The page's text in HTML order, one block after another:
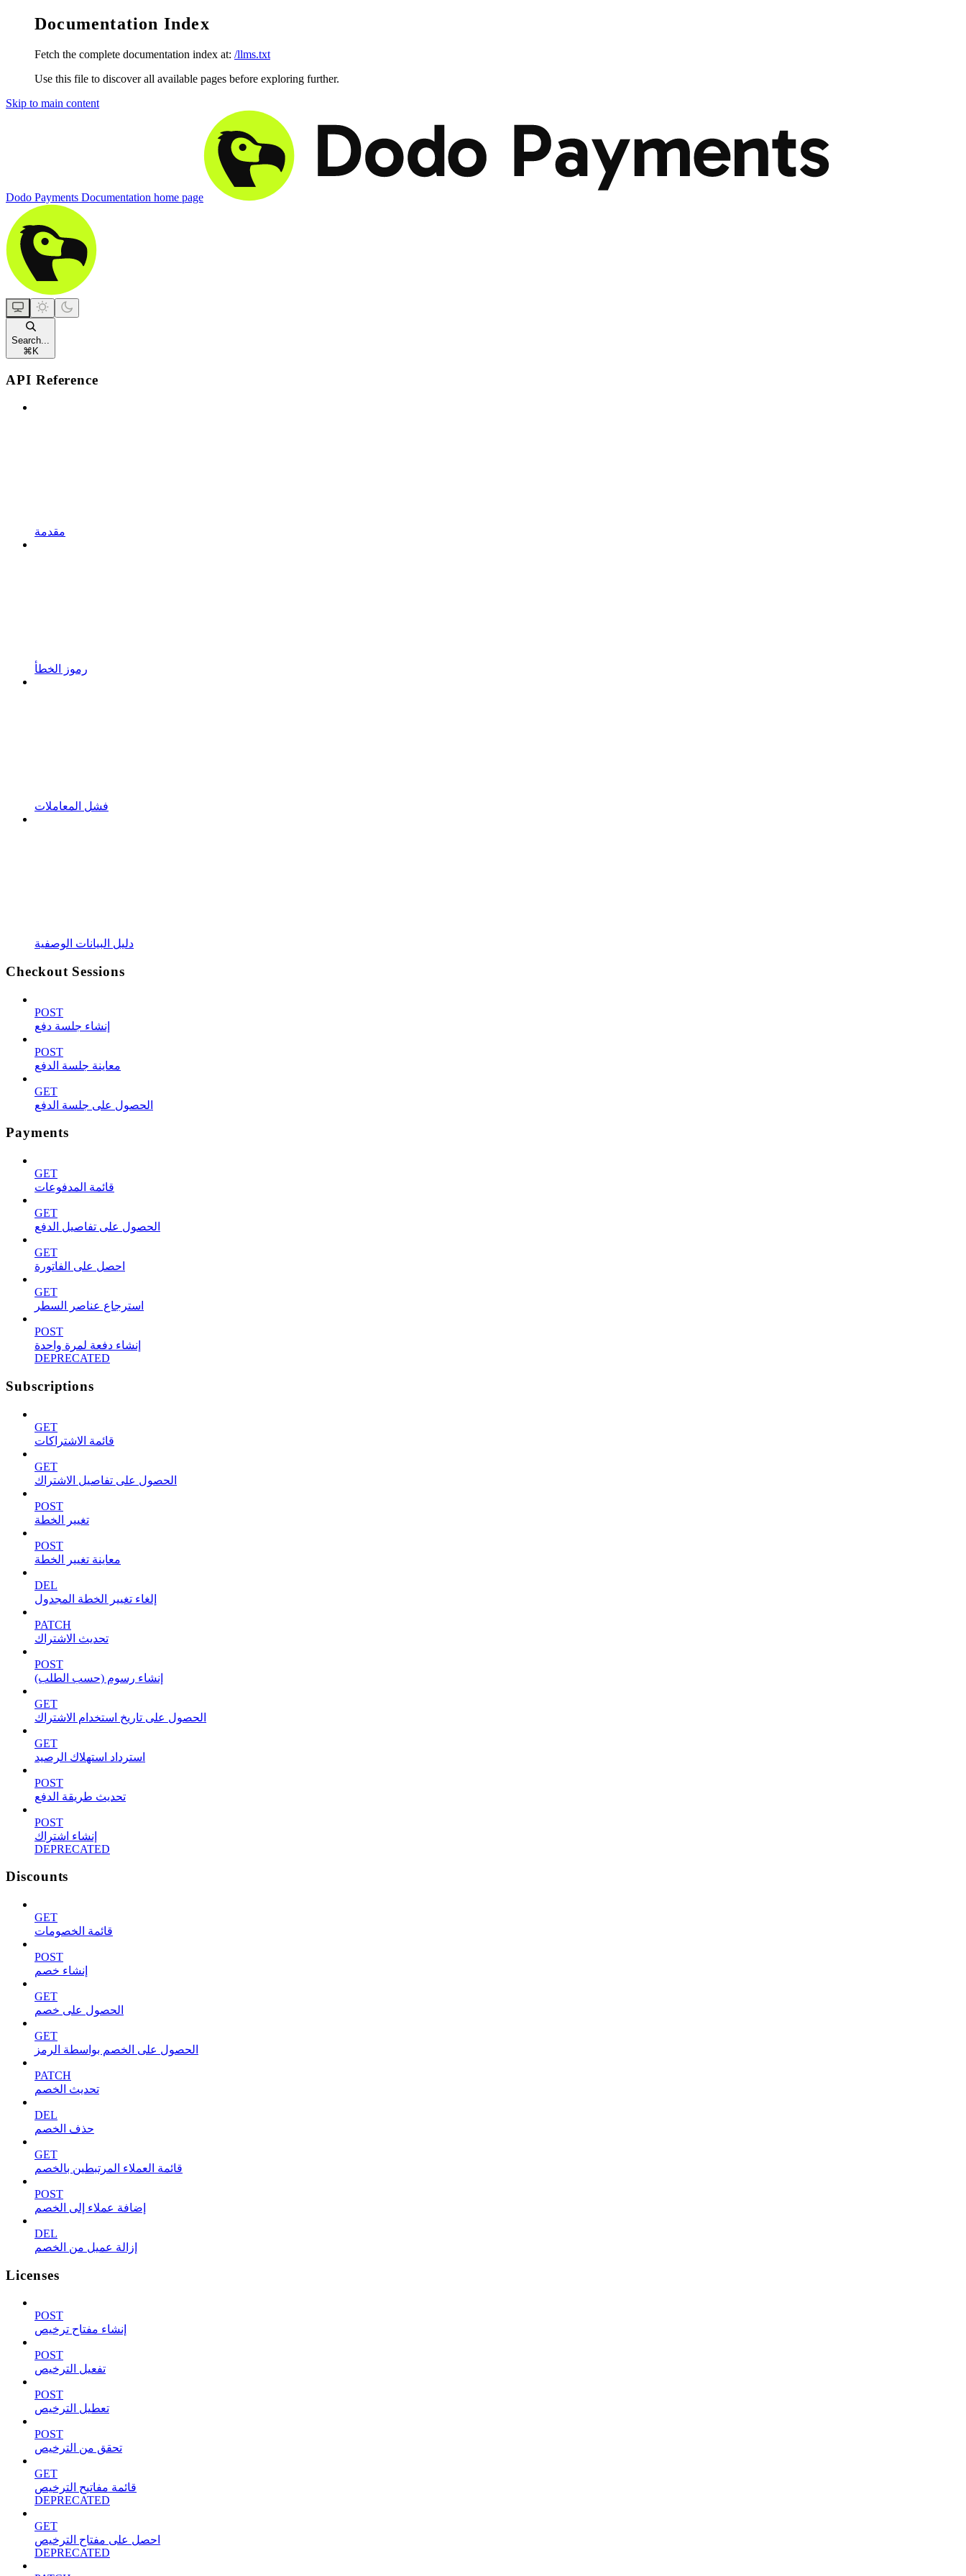
Documentation Index
Fetch the complete documentation index at: /llms.txt
Use this file to discover all available pages before exploring further.
Skip to main content
Dodo Payments Documentation home page
Search...
⌘ K
API Reference
مقدمة
رموز الخطأ
فشل المعاملات
دليل البيانات الوصفية
Checkout Sessions
POST
إنشاء جلسة دفع
POST
معاينة جلسة الدفع
GET
الحصول على جلسة الدفع
Payments
GET
قائمة المدفوعات
GET
الحصول على تفاصيل الدفع
GET
احصل على الفاتورة
GET
استرجاع عناصر السطر
POST
إنشاء دفعة لمرة واحدة
DEPRECATED
Subscriptions
GET
قائمة الاشتراكات
GET
الحصول على تفاصيل الاشتراك
POST
تغيير الخطة
POST
معاينة تغيير الخطة
DEL
إلغاء تغيير الخطة المجدول
PATCH
تحديث الاشتراك
POST
إنشاء رسوم (حسب الطلب)
GET
الحصول على تاريخ استخدام الاشتراك
GET
استرداد استهلاك الرصيد
POST
تحديث طريقة الدفع
POST
إنشاء اشتراك
DEPRECATED
Discounts
GET
قائمة الخصومات
POST
إنشاء خصم
GET
الحصول على خصم
GET
الحصول على الخصم بواسطة الرمز
PATCH
تحديث الخصم
DEL
حذف الخصم
GET
قائمة العملاء المرتبطين بالخصم
POST
إضافة عملاء إلى الخصم
DEL
إزالة عميل من الخصم
Licenses
POST
إنشاء مفتاح ترخيص
POST
تفعيل الترخيص
POST
تعطيل الترخيص
POST
تحقق من الترخيص
GET
قائمة مفاتيح الترخيص
DEPRECATED
GET
احصل على مفتاح الترخيص
DEPRECATED